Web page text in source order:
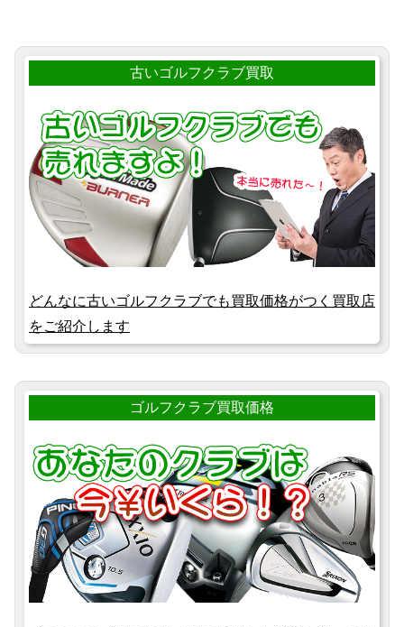
古いゴルフクラブ買取
どんなに古いゴルフクラブでも買取価格がつく買取店
をご紹介します
ゴルフクラブ買取価格